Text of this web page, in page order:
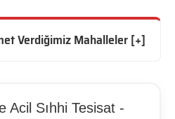
Verdiğimiz Mahalleler [+]
Acil Sıhhi Tesisat -